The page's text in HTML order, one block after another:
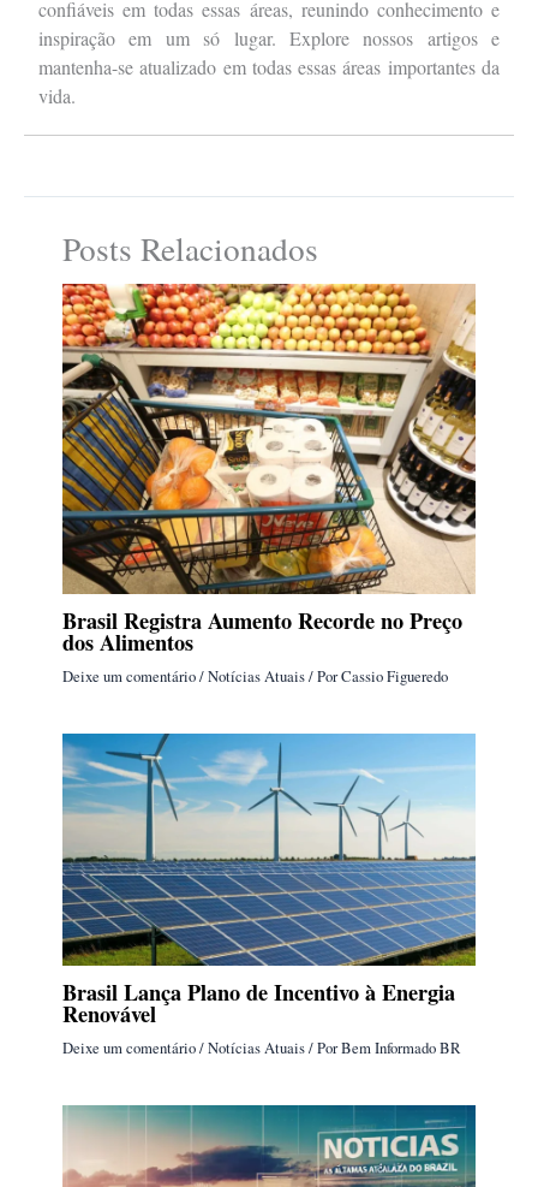
confiáveis em todas essas áreas, reunindo conhecimento e
inspiração em um só lugar. Explore nossos artigos e
mantenha-se atualizado em todas essas áreas importantes da
vida.
Posts Relacionados
Brasil Registra Aumento Recorde no Preço
dos Alimentos
Deixe um comentário/Notícias Atuais/ PorCassio Figueredo
Brasil Lança Plano de Incentivo à Energia
Renovável
Deixe um comentário/Notícias Atuais/ PorBem Informado BR